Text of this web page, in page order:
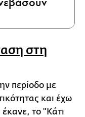
στη
περίοδο με
και έχω
το "Κάτι